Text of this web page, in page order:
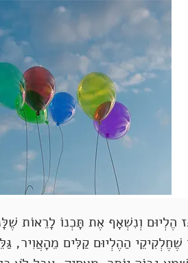
הֶלְיוּם וְנִשְׁאָף אֶת תָּכְנוֹ לָרֵאוֹת
שֶׁחֶלְקִיקֵי הַהֶלְיוּם קַלִּים מֵהָאֲוִיר,